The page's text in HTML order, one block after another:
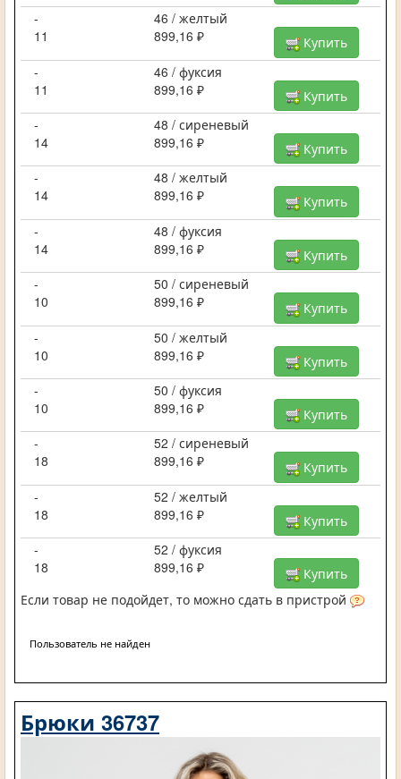
-
46 / желтый
11
899,16 ₽
Купить
-
46 / фуксия
11
899,16 ₽
Купить
-
48 / сиреневый
14
899,16 ₽
Купить
-
48 / желтый
14
899,16 ₽
Купить
-
48 / фуксия
14
899,16 ₽
Купить
-
50 / сиреневый
10
899,16 ₽
Купить
-
50 / желтый
10
899,16 ₽
Купить
-
50 / фуксия
10
899,16 ₽
Купить
-
52 / сиреневый
18
899,16 ₽
Купить
-
52 / желтый
18
899,16 ₽
Купить
-
52 / фуксия
18
899,16 ₽
Купить
Если товар не подойдет, то можно сдать в пристрой
Пользователь не найден
Брюки 36737